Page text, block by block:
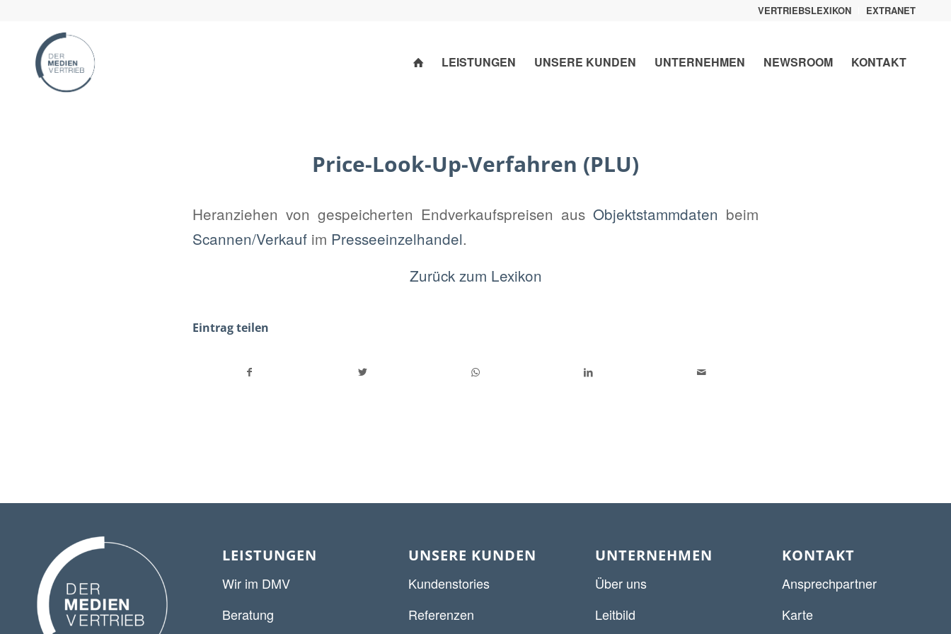
VERTRIEBSLEXIKON EXTRANET
LEISTUNGEN UNSERE KUNDEN UNTERNEHMEN NEWSROOM KONTAKT
Price-Look-Up-Verfahren (PLU)
Heranziehen von gespeicherten Endverkaufspreisen aus Objektstammdaten beim
Scannen/Verkauf im Presseeinzelhandel.
Zurück zum Lexikon
Eintrag teilen
LEISTUNGEN
Wir im DMV
Beratung
UNSERE KUNDEN
Kundenstories
Referenzen
UNTERNEHMEN
Über uns
Leitbild
KONTAKT
Ansprechpartner
Karte